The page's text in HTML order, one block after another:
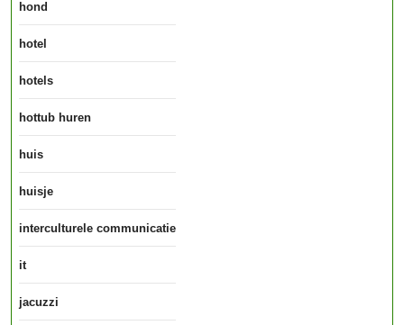
hond
hotel
hotels
hottub huren
huis
huisje
interculturele communicatie
it
jacuzzi